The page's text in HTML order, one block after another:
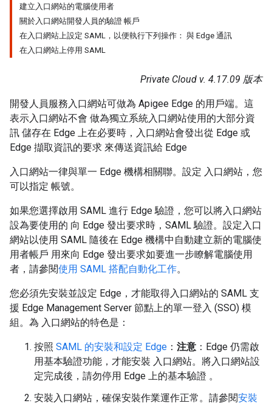
建立入口網站的電腦使用者
關於入口網站開發人員的驗證 帳戶
在入口網站上設定 SAML，以便執行下列操作： 與 Edge 通訊
在入口網站上停用 SAML
Private Cloud v. 4.17.09 版本
開發人員服務入口網站可做為 Apigee Edge 的用戶端。這
表示入口網站不會 做為獨立系統入口網站使用的大部分資
訊 儲存在 Edge 上在必要時，入口網站會發出從 Edge 或
Edge 擷取資訊的要求 來傳送資訊給 Edge
入口網站一律與單一 Edge 機構相關聯。設定 入口網站，您
可以指定 帳號。
如果您選擇啟用 SAML 進行 Edge 驗證，您可以將入口網站
設為要使用的 向 Edge 發出要求時，SAML 驗證。設定入口
網站以使用 SAML 隨後在 Edge 機構中自動建立新的電腦使
用者帳戶 用來向 Edge 發出要求如要進一步瞭解電腦使用
者，請參閱使用 SAML 搭配自動化工作。
您必須先安裝並設定 Edge，才能取得入口網站的 SAML 支
援 Edge Management Server 節點上的單一登入 (SSO) 模
組。為 入口網站的特色是：
按照 SAML 的安裝和設定 Edge ： 注意 ：Edge 仍需啟
用基本驗證功能，才能安裝 入口網站。將入口網站設
定完成後，請勿停用 Edge 上的基本驗證 。
安裝入口網站，確保安裝作業運作正常。請參閱安裝